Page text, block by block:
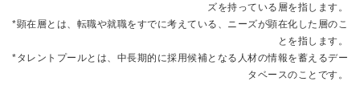
ズを持っている層を指します。
*顕在層とは、転職や就職をすでに考えている、ニーズが顕在化した層のこ
とを指します。
*タレントプールとは、中長期的に採用候補となる人材の情報を蓄えるデー
タベースのことです。